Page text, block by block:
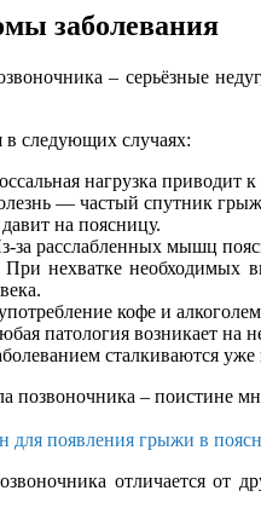
заболевания
– серьёзные
в следующих случаях:
нагрузка приводит
— частый спутник
на поясницу.
за расслабленных мышц
При нехватке необходимых
кофе и
патология возникает на
сталкиваются
для появления грыжи в
отличается от